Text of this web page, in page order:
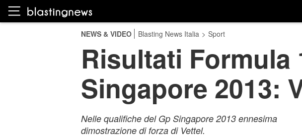
NEWS & VIDEO Blasting News Italia > Sport
Risultati Formula
Singapore 2013:
Nelle qualifiche del Gp Singapore 2013 ennesima
dimostrazione di forza di Vettel.